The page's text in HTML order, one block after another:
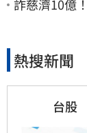
詐慈濟10億
熱搜新聞
台股